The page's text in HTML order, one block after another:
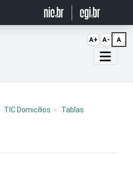
TIC Domicílios
Tablas
A+ A- A